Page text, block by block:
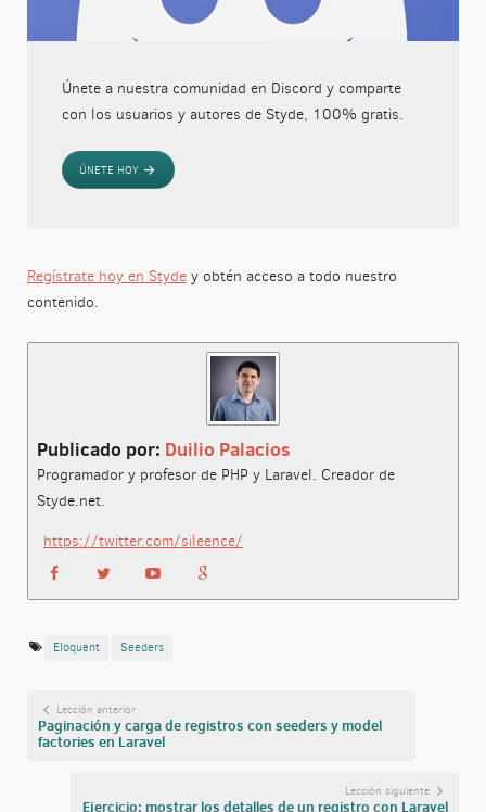
Únete a nuestra comunidad en Discord y comparte
con los usuarios y autores de Styde, 100% gratis.
ÚNETE HOY
Regístrate hoy en Stydey obtén acceso a todo nuestro
contenido.
Publicado por: Duilio Palacios
Programador y profesor de PHP y Laravel. Creador de
Styde.net.
https://twitter.com/sileence/
Eloquent Seeders
Lección anterior
Paginación y carga de registros con seeders y model
factories en Laravel
Lección siguiente
Ejercicio: mostrar los detalles de un registro con Laravel